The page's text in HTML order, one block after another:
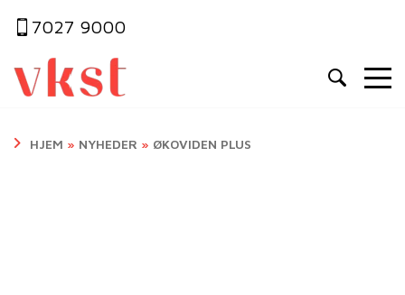
7027 9000
HJEM » NYHEDER » ØKOVIDEN PLUS